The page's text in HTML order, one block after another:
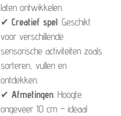
laten ontwikkelen.
✔ Creatief spel: Geschikt
voor verschillende
sensorische activiteiten zoals
sorteren, vullen en
ontdekken.
✔ Afmetingen: Hoogte
ongeveer 10 cm – ideaal